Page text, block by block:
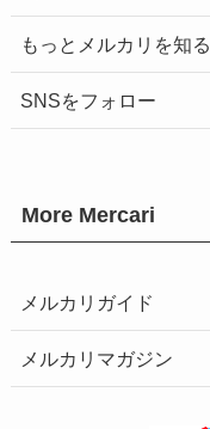
もっとメルカリを知る
SNSをフォロー
More Mercari
メルカリガイド
メルカリマガジン